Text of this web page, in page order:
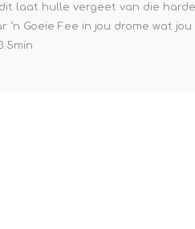
laat hulle vergeet van die
‘n Goeie Fee in jou drome wat